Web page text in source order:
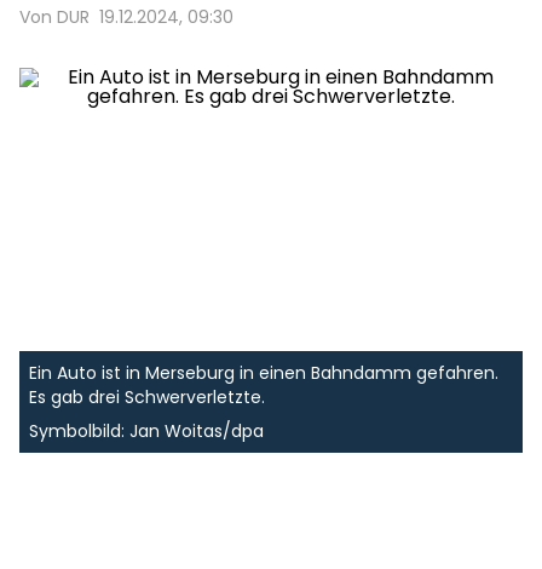
Von DUR 19.12.2024, 09:30
Ein Auto ist in Merseburg in einen Bahndamm gefahren.
Es gab drei Schwerverletzte.
Symbolbild: Jan Woitas/dpa